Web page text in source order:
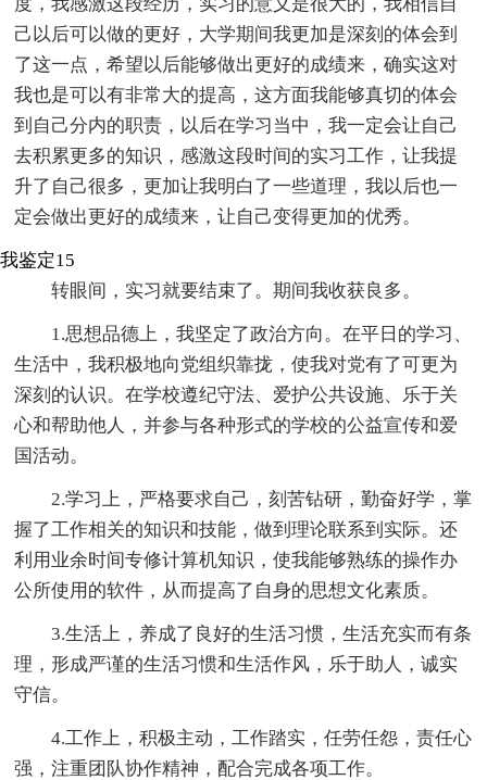
己以后可以做的更好，大学期间我更加是深刻的体会到
了这一点，希望以后能够做出更好的成绩来，确实这对
我也是可以有非常大的提高，这方面我能够真切的体会
到自己分内的职责，以后在学习当中，我一定会让自己
去积累更多的知识，感激这段时间的实习工作，让我提
升了自己很多，更加让我明白了一些道理，我以后也一
定会做出更好的成绩来，让自己变得更加的优秀。
我鉴定15
转眼间，实习就要结束了。期间我收获良多。
1.思想品德上，我坚定了政治方向。在平日的学习、
生活中，我积极地向党组织靠拢，使我对党有了可更为
深刻的认识。在学校遵纪守法、爱护公共设施、乐于关
心和帮助他人，并参与各种形式的学校的公益宣传和爱
国活动。
2.学习上，严格要求自己，刻苦钻研，勤奋好学，掌
握了工作相关的知识和技能，做到理论联系到实际。还
利用业余时间专修计算机知识，使我能够熟练的操作办
公所使用的软件，从而提高了自身的思想文化素质。
3.生活上，养成了良好的生活习惯，生活充实而有条
理，形成严谨的生活习惯和生活作风，乐于助人，诚实
守信。
4.工作上，积极主动，工作踏实，任劳任怨，责任心
强，注重团队协作精神，配合完成各项工作。